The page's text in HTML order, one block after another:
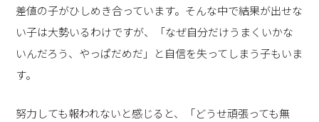
差値の子がひしめき合っています。そんな中で結果が出せな
い子は大勢いるわけですが、「なぜ自分だけうまくいかな
いんだろう、やっぱだめだ」と自信を失ってしまう子もいま
す。
努力しても報われないと感じると、「どうせ頑張っても無